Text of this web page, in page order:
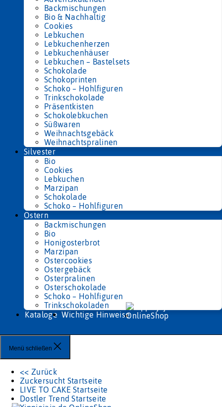
Backmischungen
Bio & Nachhaltig
Cookies
Lebkuchen
Lebkuchenherzen
Lebkuchenhäuser
Lebkuchen – Bastelsets
Schokolade
Schokoprinten
Schoko – Hohlfiguren
Trinkschokolade
Präsentkisten
Schokolebkuchen
Süßwaren
Weihnachtsgebäck
Weihnachtspralinen
Silvester
Bio
Cookies
Lebkuchen
Marzipan
Schokolade
Schoko – Hohlfiguren
Ostern
Backmischungen
Bio
Honigosterbrot
Marzipan
Ostercookies
Ostergebäck
Osterpralinen
Osterschokolade
Schoko – Hohlfiguren
Trinkschokoladen
Kataloge Wichtige Hinweise
Menü schließen
<< Zurück
Zuckersucht Startseite
LIVE TO CAKE Startseite
Dostler Trend Startseite